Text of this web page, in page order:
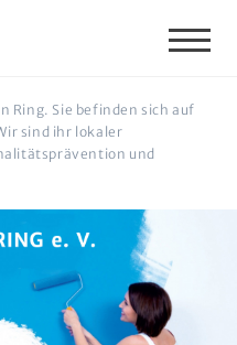
Ring. Sie befinden sich auf
sind ihr lokaler
und